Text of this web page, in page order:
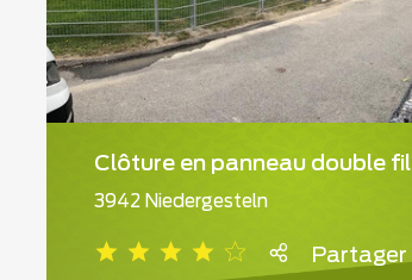
Clôture en panneau double fil
3942 Niedergesteln
Partager